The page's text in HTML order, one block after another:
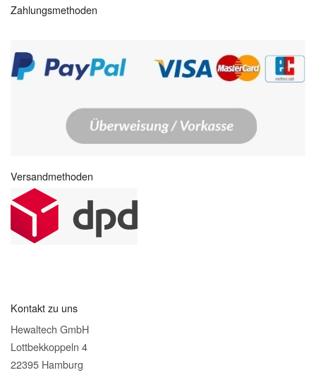
Zahlungsmethoden
Versandmethoden
Kontakt zu uns
Hewaltech GmbH
Lottbekkoppeln 4
22395 Hamburg